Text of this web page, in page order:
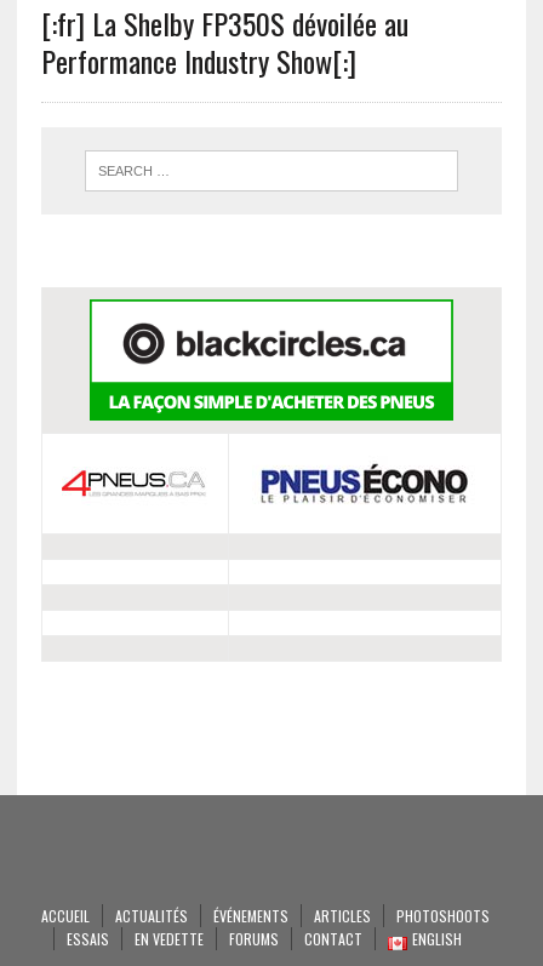
[:fr] La Shelby FP350S dévoilée au
Performance Industry Show[:]
ACCUEIL ACTUALITÉS ÉVÉNEMENTS ARTICLES
PHOTOSHOOTS
ESSAIS
EN VEDETTE FORUMS CONTACT
ENGLISH